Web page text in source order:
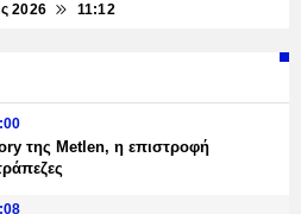
2026 11:12
της Metlen, η επιστροφή